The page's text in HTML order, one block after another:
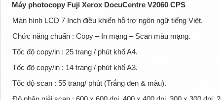
Máy photocopy Fuji Xerox DocuCentre V2060 CPS
Màn hình LCD 7 Inch điều khiển hỗ trợ ngôn ngữ tiếng Việt.
Chức năng chuẩn : Copy – In mạng – Scan màu mạng.
Tốc độ copy/in : 25 trang / phút khổ A4.
Tốc độ copy/in : 14 trang / phút khổ A3.
Tốc độ scan : 55 trang/ phút (Trắng đen & màu).